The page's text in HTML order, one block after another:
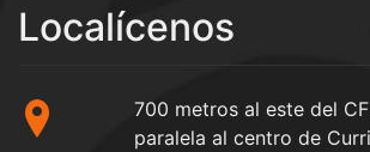
Localícenos
700 metros al este del
paralela al centro de